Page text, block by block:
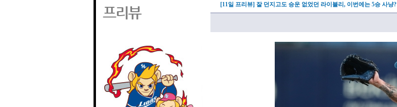
프리뷰 [11일 프리뷰] 잘 던지고도 승운 없었던 라이블리, 이번에는 5승 사냥?